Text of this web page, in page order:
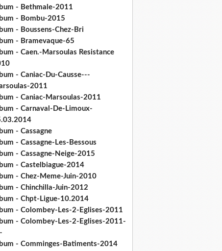
- Bethmale-2011
- Bombu-2015
- Boussens-Chez-Bri
- Bramevaque-65
- Caen.-Marsoulas Resistance
- Caniac-Du-Causse---
2011
- Caniac-Marsoulas-2011
- Carnaval-De-Limoux-
- Cassagne
- Cassagne-Les-Bessous
- Cassagne-Neige-2015
- Castelbiague-2014
- Chez-Meme-Juin-2010
- Chinchilla-Juin-2012
- Chpt-Ligue-10.2014
- Colombey-Les-2-Eglises-2011
- Colombey-Les-2-Eglises-2011-
- Comminges-Batiments-2014